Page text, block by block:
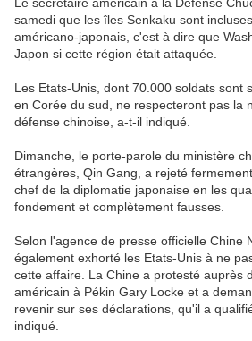
samedi que les îles Senkaku sont
américano-japonais, c'est à dire que
Japon si cette région était attaquée.
Les Etats-Unis, dont 70.000 soldats sont
en Corée du sud, ne respecteront pas la
défense chinoise, a-t-il indiqué.
Dimanche, le porte-parole du ministère
étrangères, Qin Gang, a rejeté
chef de la diplomatie japonaise en les
fondement et complètement fausses.
Selon l'agence de presse officielle Chine
également exhorté les Etats-Unis à ne
cette affaire. La Chine a protesté auprès
américain à Pékin Gary Locke et a
revenir sur ses déclarations, qu'il a
indiqué.